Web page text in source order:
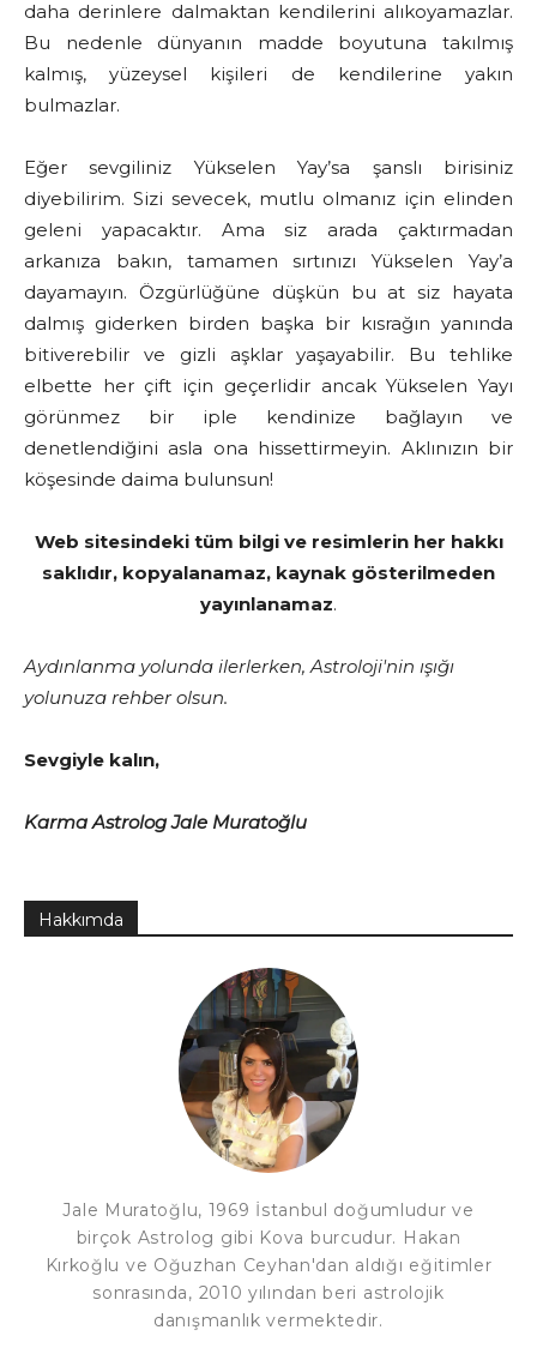
daha derinlere dalmaktan kendilerini alıkoyamazlar.
Bu nedenle dünyanın madde boyutuna takılmış
kalmış, yüzeysel kişileri de kendilerine yakın
bulmazlar.
Eğer sevgiliniz Yükselen Yay’sa şanslı birisiniz
diyebilirim. Sizi sevecek, mutlu olmanız için elinden
geleni yapacaktır. Ama siz arada çaktırmadan
arkanıza bakın, tamamen sırtınızı Yükselen Yay’a
dayamayın. Özgürlüğüne düşkün bu at siz hayata
dalmış giderken birden başka bir kısrağın yanında
bitiverebilir ve gizli aşklar yaşayabilir. Bu tehlike
elbette her çift için geçerlidir ancak Yükselen Yayı
görünmez bir iple kendinize bağlayın ve
denetlendiğini asla ona hissettirmeyin. Aklınızın bir
köşesinde daima bulunsun!
Web sitesindeki tüm bilgi ve resimlerin her hakkı
saklıdır, kopyalanamaz, kaynak gösterilmeden
yayınlanamaz.
Aydınlanma yolunda ilerlerken, Astroloji'nin ışığı
yolunuza rehber olsun.
Sevgiyle kalın,
Karma Astrolog Jale Muratoğlu
Hakkımda
Jale Muratoğlu, 1969 İstanbul doğumludur ve
birçok Astrolog gibi Kova burcudur. Hakan
Kırkoğlu ve Oğuzhan Ceyhan'dan aldığı eğitimler
sonrasında, 2010 yılından beri astrolojik
danışmanlık vermektedir.